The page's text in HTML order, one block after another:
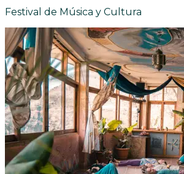
Festival de Música y Cultura